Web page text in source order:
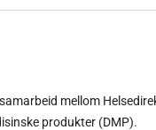
mellom
produkter (DMP).